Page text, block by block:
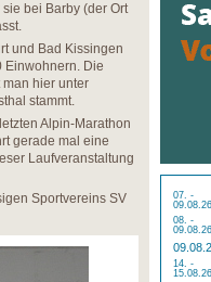
bei Barby (der Ort
und Bad Kissingen
Einwohnern. Die
hier unter
stammt.
Alpin-Marathon
gerade mal eine
Laufveranstaltung
Sportvereins SV
07. -
09.08.26
08. -
09.08.26
14. -
15.08.26